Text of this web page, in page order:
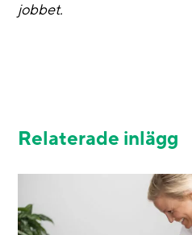
jobbet.
Relaterade inlägg